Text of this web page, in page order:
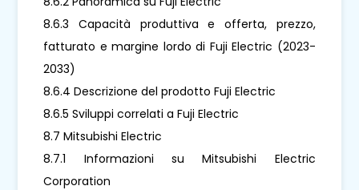
8.6.3 Capacità produttiva e offerta, prezzo,
fatturato e margine lordo di Fuji Electric (2023-
2033)
8.6.4 Descrizione del prodotto Fuji Electric
8.6.5 Sviluppi correlati a Fuji Electric
8.7 Mitsubishi Electric
8.7.1 Informazioni su Mitsubishi Electric
Corporation